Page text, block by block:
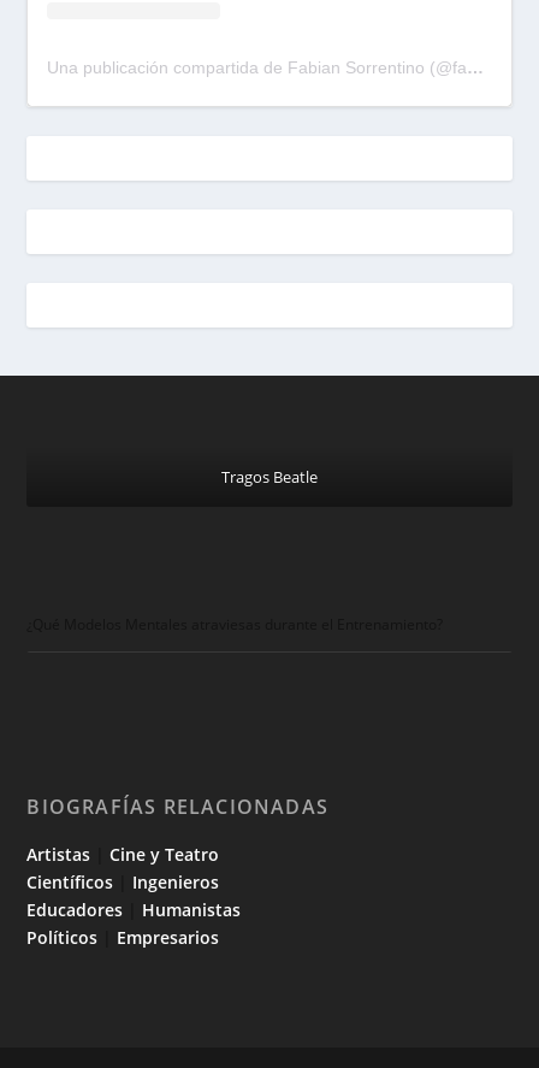
Una publicación compartida de Fabian Sorrentino (@fabiansonria)
Tragos Beatle
BIOGRAFÍAS RELACIONADAS
Artistas |Cine y Teatro
Científicos
Ingenieros
Educadores
Humanistas
Políticos
Empresarios